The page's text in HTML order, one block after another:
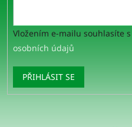
Vložením e-mailu souhlasíte s
osobních údajů
PŘIHLÁSIT SE